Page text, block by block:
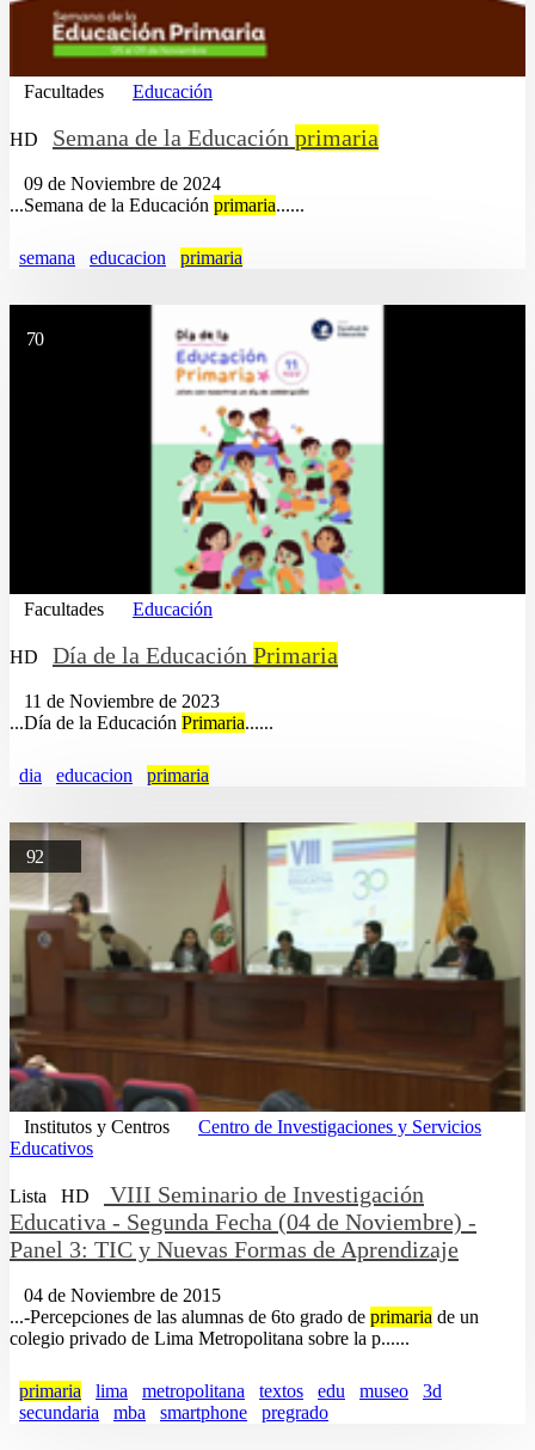
Facultades Educación
HD Semana de la Educación primaria
09 de Noviembre de 2024
...Semana de la Educación primaria......
semana educacion primaria
70
Facultades Educación
HD Día de la Educación Primaria
11 de Noviembre de 2023
...Día de la Educación Primaria......
dia educacion primaria
92
Institutos y Centros
Centro de Investigaciones y Servicios
Educativos
Lista HD
VIII Seminario de Investigación
Educativa - Segunda Fecha (04 de Noviembre) -
Panel 3: TIC y Nuevas Formas de Aprendizaje
04 de Noviembre de 2015
...-Percepciones de las alumnas de 6to grado de primaria de un
colegio privado de Lima Metropolitana sobre la p......
primaria lima metropolitana textos edu museo
3d
secundaria
mba smartphone pregrado